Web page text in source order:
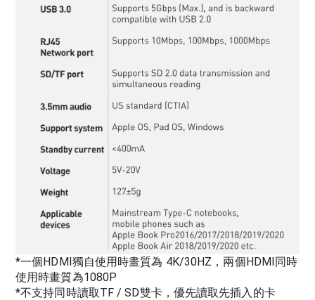
*一個HDMI獨自使用時畫質為 4K/30HZ，兩個HDMI同時
使用時畫質為1080P
*不支持同時讀取TF / SD雙卡，優先讀取先插入的卡